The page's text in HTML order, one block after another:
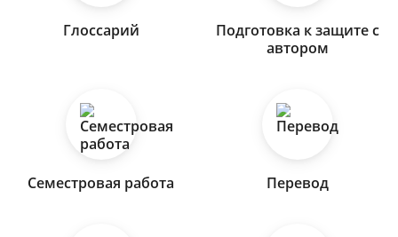
Глоссарий
Подготовка к защите с
автором
Семестровая работа Перевод